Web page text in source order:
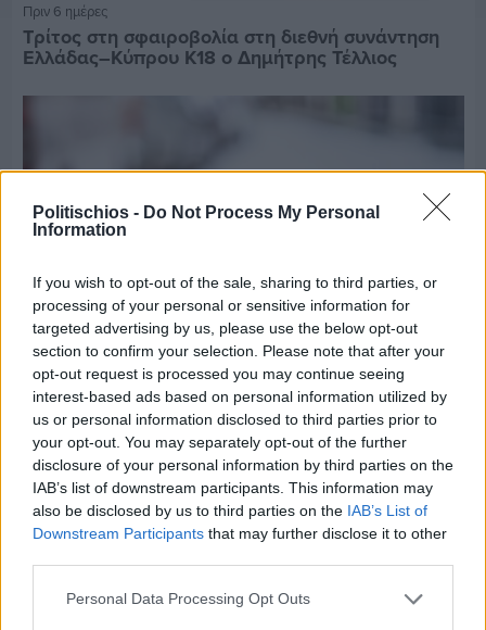
Politischios - Do Not Process My Personal
Information
If you wish to opt-out of the sale, sharing to third parties, or
processing of your personal or sensitive information for
targeted advertising by us, please use the below opt-out
section to confirm your selection. Please note that after your
opt-out request is processed you may continue seeing
interest-based ads based on personal information utilized by
us or personal information disclosed to third parties prior to
your opt-out. You may separately opt-out of the further
disclosure of your personal information by third parties on the
IAB’s list of downstream participants. This information may
also be disclosed by us to third parties on the IAB’s List of
Downstream Participants that may further disclose it to other
Personal Data Processing Opt Outs
Πριν 6 ημέρες
Τρίτος στη σφαιροβολία στη διεθνή συνάντηση
Ελλάδας–Κύπρου Κ18 ο Δημήτρης Τέλλιος
Πριν 6 ημέρες
Εργασίες ασφαλτόστρωσης σε τρεις οδούς του
Βαρβασίου